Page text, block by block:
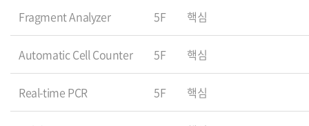
Fragment Analyzer 5F 핵심
Automatic Cell Counter 5F 핵심
Real-time PCR 5F 핵심